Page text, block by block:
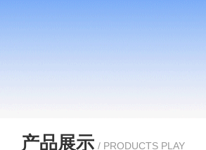
产品展示 / PRODUCTS PLAY